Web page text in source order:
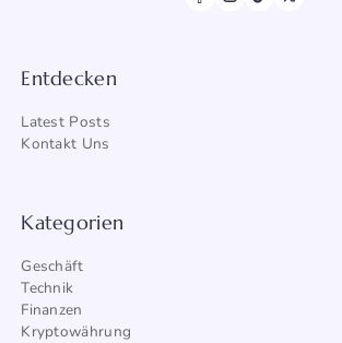
Entdecken
Latest Posts
Kontakt Uns
Kategorien
Geschäft
Technik
Finanzen
Kryptowährung